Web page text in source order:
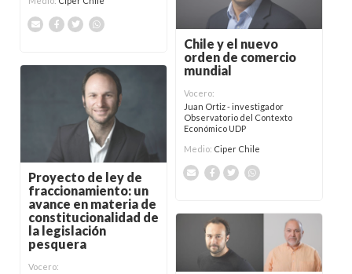
Chile y el nuevo
orden de comercio
mundial
Vocero:
Juan Ortiz - investigador
Observatorio del Contexto
Económico UDP
Medio: Ciper Chile
Proyecto de ley de
fraccionamiento: un
avance en materia de
constitucionalidad de
la legislación
pesquera
Vocero: